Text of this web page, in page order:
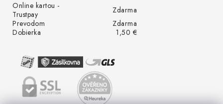
Online kartou -
Trustpay
Zdarma
Prevodom
Zdarma
Dobierka
1,50 €